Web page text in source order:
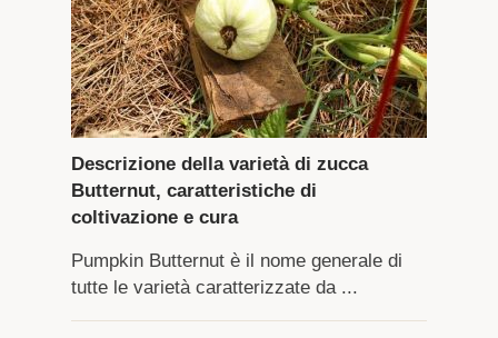
Descrizione della varietà di zucca
Butternut, caratteristiche di
coltivazione e cura
Pumpkin Butternut è il nome generale di
tutte le varietà caratterizzate da ...